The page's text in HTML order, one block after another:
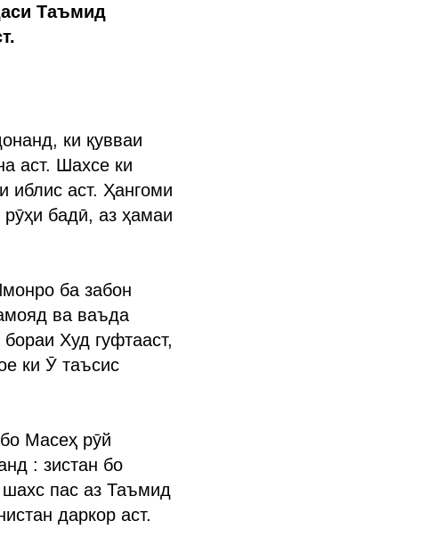
Таъмид
ки қувваи
аст. Шахсе ки
иблис аст. Ҳангоми
бадӣ, аз ҳамаи
ба забон
ва ваъда
Худ гуфтааст,
ки Ӯ таъсис
Масеҳ рӯй
: зистан бо
пас аз Таъмид
даркор аст.